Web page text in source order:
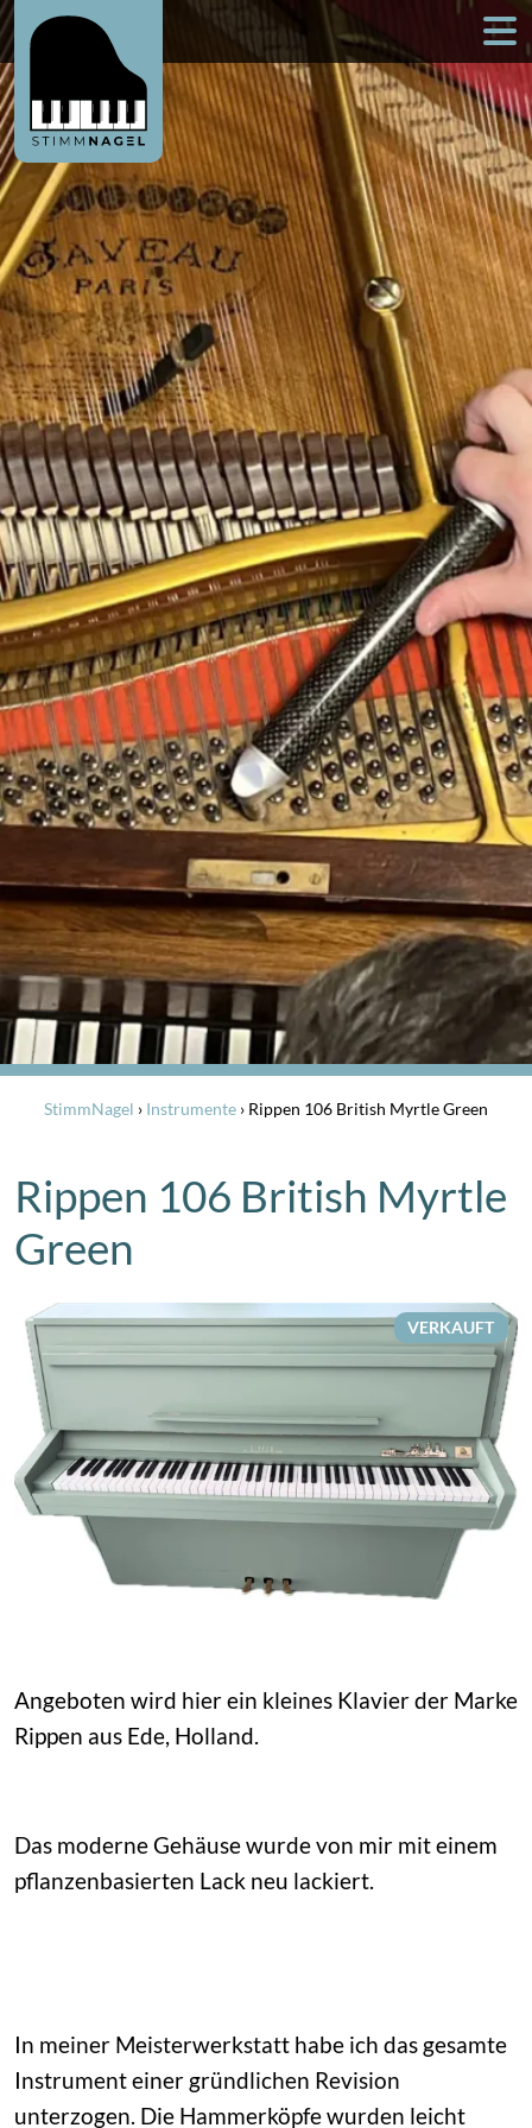
StimmNagel › Instrumente › Rippen 106 British Myrtle Green
Rippen 106 British Myrtle
Green
VERKAUFT
Angeboten wird hier ein kleines Klavier der Marke
Rippen aus Ede, Holland.
Das moderne Gehäuse wurde von mir mit einem
pflanzenbasierten Lack neu lackiert.
In meiner Meisterwerkstatt habe ich das gesamte
Instrument einer gründlichen Revision
unterzogen. Die Hammerköpfe wurden leicht